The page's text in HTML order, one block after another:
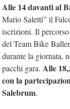
Alle 14 davanti al
Mario Saletti” il
iscrizioni. Il
del Team Bike
durante la giornata,
pacchi gara. Alle
con la
Salebrum.